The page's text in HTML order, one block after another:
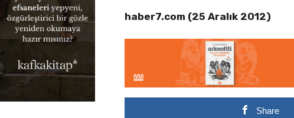
haber7.com (25 Aralık 2012)
Share